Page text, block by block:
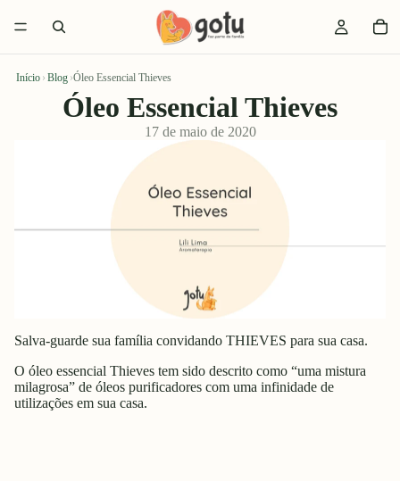
Início › Blog ›Óleo Essencial Thieves
Óleo Essencial Thieves
17 de maio de 2020
Salva-guarde sua família convidando THIEVES para sua casa.
O óleo essencial Thieves tem sido descrito como “uma mistura
milagrosa” de óleos purificadores com uma infinidade de
utilizações em sua casa.